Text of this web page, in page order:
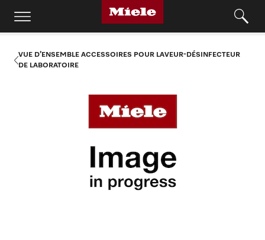
VUE D’ENSEMBLE ACCESSOIRES POUR LAVEUR-DÉSINFECTEUR
DE LABORATOIRE